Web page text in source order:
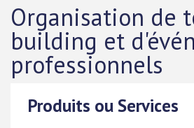
Organisation de
building et
professionnels
Produits ou Services